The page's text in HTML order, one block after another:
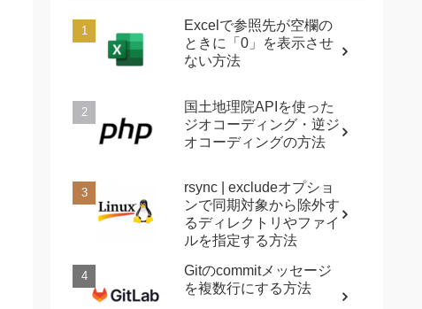
Excelで参照先が空欄の
ときに「0」を表示させ
ない方法
国土地理院APIを使った
ジオコーディング・逆ジ
オコーディングの方法
rsync | excludeオプショ
ンで同期対象から除外す
るディレクトリやファイ
ルを指定する方法
Gitのcommitメッセージ
を複数行にする方法